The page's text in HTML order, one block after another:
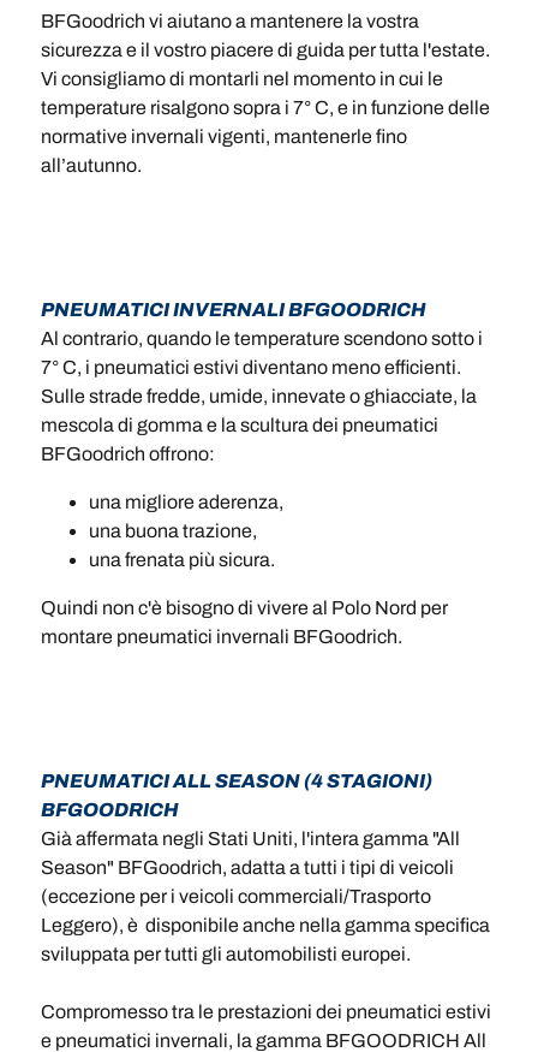
BFGoodrich vi aiutano a mantenere la vostra
sicurezza e il vostro piacere di guida per tutta l'estate.
Vi consigliamo di montarli nel momento in cui le
temperature risalgono sopra i 7° C, e in funzione delle
normative invernali vigenti, mantenerle fino
all’autunno.
PNEUMATICI INVERNALI BFGOODRICH
Al contrario, quando le temperature scendono sotto i
7° C, i pneumatici estivi diventano meno efficienti.
Sulle strade fredde, umide, innevate o ghiacciate, la
mescola di gomma e la scultura dei pneumatici
BFGoodrich offrono:
una migliore aderenza,
una buona trazione,
una frenata più sicura.
Quindi non c'è bisogno di vivere al Polo Nord per
montare pneumatici invernali BFGoodrich.
PNEUMATICI ALL SEASON (4 STAGIONI)
BFGOODRICH
Già affermata negli Stati Uniti, l'intera gamma "All
Season" BFGoodrich, adatta a tutti i tipi di veicoli
(eccezione per i veicoli commerciali/Trasporto
Leggero), è disponibile anche nella gamma specifica
sviluppata per tutti gli automobilisti europei.
Compromesso tra le prestazioni dei pneumatici estivi
e pneumatici invernali, la gamma BFGOODRICH All